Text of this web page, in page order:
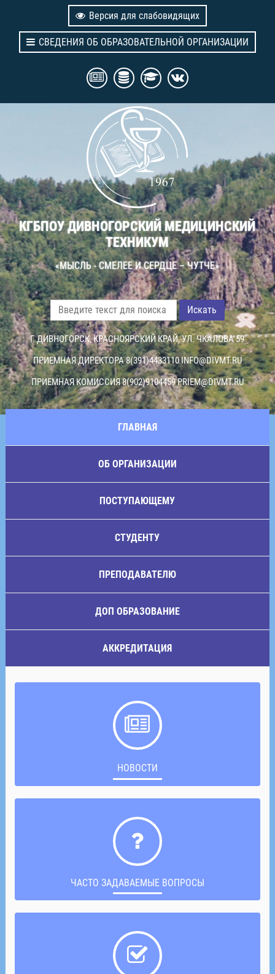
Версия для слабовидящих
СВЕДЕНИЯ ОБ ОБРАЗОВАТЕЛЬНОЙ ОРГАНИЗАЦИИ
КГБПОУ ДИВНОГОРСКИЙ МЕДИЦИНСКИЙ
ТЕХНИКУМ
«МЫСЛЬ - СМЕЛЕЕ И СЕРДЦЕ – ЧУТЧЕ»
Искать
Г. ДИВНОГОРСК, КРАСНОЯРСКИЙ КРАЙ, УЛ. ЧКАЛОВА 59
ПРИЕМНАЯ ДИРЕКТОРА 8(391)4433110INFO@DIVMT.RU
ПРИЕМНАЯ КОМИССИЯ 8(902)9104459PRIEM@DIVMT.RU
ГЛАВНАЯ
ОБ ОРГАНИЗАЦИИ
ПОСТУПАЮЩЕМУ
СТУДЕНТУ
ПРЕПОДАВАТЕЛЮ
ДОП ОБРАЗОВАНИЕ
АККРЕДИТАЦИЯ
НОВОСТИ
ЧАСТО ЗАДАВАЕМЫЕ ВОПРОСЫ